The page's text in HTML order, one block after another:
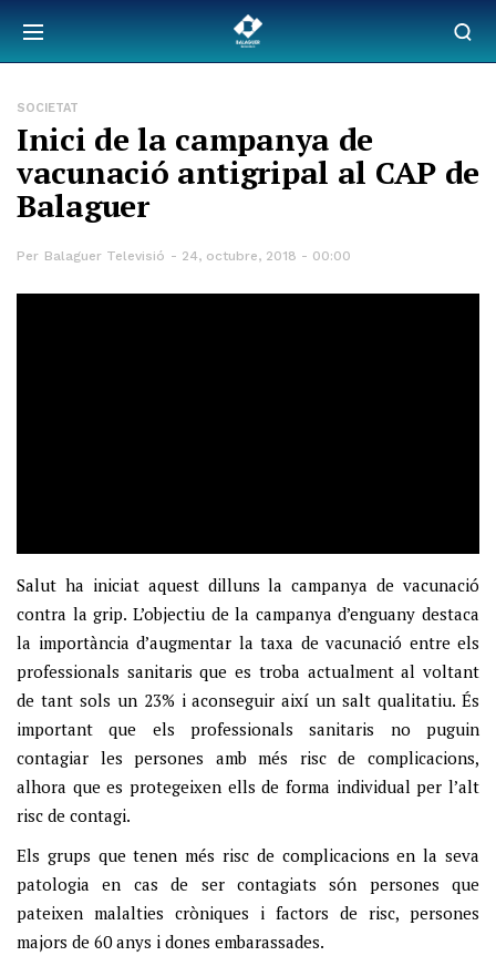
SOCIETAT
Inici de la campanya de
vacunació antigripal al CAP de
Balaguer
Per Balaguer Televisió 24, octubre, 2018 - 00:00
Salut ha iniciat aquest dilluns la campanya de vacunació
contra la grip. L’objectiu de la campanya d’enguany destaca
la importància d’augmentar la taxa de vacunació entre els
professionals sanitaris que es troba actualment al voltant
de tant sols un 23% i aconseguir així un salt qualitatiu. És
important que els professionals sanitaris no puguin
contagiar les persones amb més risc de complicacions,
alhora que es protegeixen ells de forma individual per l’alt
risc de contagi.
Els grups que tenen més risc de complicacions en la seva
patologia en cas de ser contagiats són persones que
pateixen malalties cròniques i factors de risc, persones
majors de 60 anys i dones embarassades.